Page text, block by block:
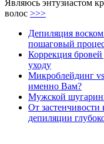
Являюсь энтузиастом
волос >>>
Депиляция
пошаговый
Коррекция
уходу
Микроблейдинг
именно Вам?
Мужской
От застенчивости
депиляции